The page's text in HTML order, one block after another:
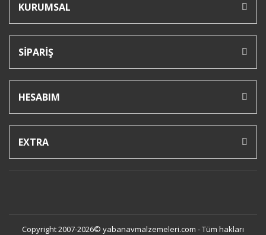
KURUMSAL
SİPARİŞ
HESABIM
EXTRA
Copyright 2007-2026© yabanavmalzemeleri.com - Tüm hakları